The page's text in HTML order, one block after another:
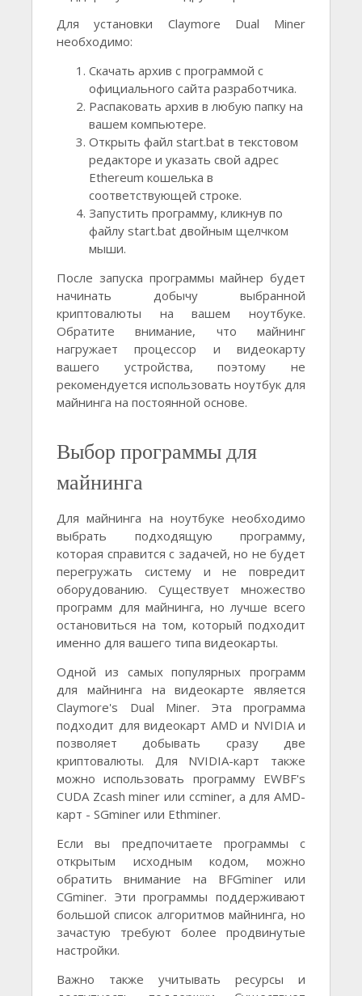
Для установки Claymore Dual Miner
необходимо:
Скачать архив с программой с
официального сайта разработчика.
Распаковать архив в любую папку на
вашем компьютере.
Открыть файл start.bat в текстовом
редакторе и указать свой адрес
Ethereum кошелька в
соответствующей строке.
Запустить программу, кликнув по
файлу start.bat двойным щелчком
мыши.
После запуска программы майнер будет
начинать добычу выбранной
криптовалюты на вашем ноутбуке.
Обратите внимание, что майнинг
нагружает процессор и видеокарту
вашего устройства, поэтому не
рекомендуется использовать ноутбук для
майнинга на постоянной основе.
Выбор программы для
майнинга
Для майнинга на ноутбуке необходимо
выбрать подходящую программу,
которая справится с задачей, но не будет
перегружать систему и не повредит
оборудованию. Существует множество
программ для майнинга, но лучше всего
остановиться на том, который подходит
именно для вашего типа видеокарты.
Одной из самых популярных программ
для майнинга на видеокарте является
Claymore's Dual Miner. Эта программа
подходит для видеокарт AMD и NVIDIA и
позволяет добывать сразу две
криптовалюты. Для NVIDIA-карт также
можно использовать программу EWBF's
CUDA Zcash miner или ccminer, а для AMD-
карт - SGminer или Ethminer.
Если вы предпочитаете программы с
открытым исходным кодом, можно
обратить внимание на BFGminer или
CGminer. Эти программы поддерживают
большой список алгоритмов майнинга, но
зачастую требуют более продвинутые
настройки.
Важно также учитывать ресурсы и